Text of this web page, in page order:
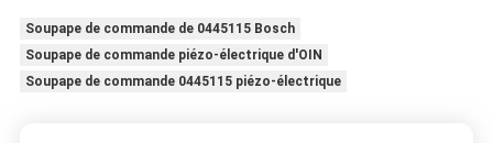
Soupape de commande de 0445115 Bosch
Soupape de commande piézo-électrique d'OIN
Soupape de commande 0445115 piézo-électrique